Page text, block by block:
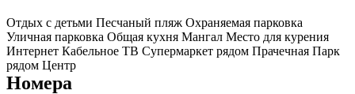
Отдых с детьми Песчаный пляж Охраняемая парковка
Уличная парковка Общая кухня Мангал Место для курения
Интернет Кабельное ТВ Супермаркет рядом Прачечная Парк
рядом Центр
Номера